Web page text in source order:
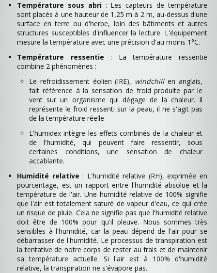
Température sous abri: Les capteurs de température
sont placés à une hauteur de 1,25 m à 2 m, au-dessus d'une
surface en terre ou d'herbe, loin des bâtiments et autres
structures susceptibles d'influencer la lecture. L'équipement
mesure la température avec une précision d'au moins 1°C.
Température ressentie : La température ressentie
combine 2 phénomènes :
Le refroidissement éolien (IRE), windchillen anglais,
fait référence à la sensation de froid produite par le
vent sur un organisme qui dégage de la chaleur. Il
représente le froid ressenti sur la peau, il ne s'agit pas
de la température réelle
L'humidex intègre les effets combinés de la chaleur et
de l'humidité, qui peuvent faire ressentir, sous
certaines conditions, une sensation de chaleur
accablante.
Humidité relative : L'humidité relative (RH), exprimée en
pourcentage, est un rapport entre l'humidité absolue et la
température de l'air. Une humidité relative de 100% signifie
que l'air est totalement saturé de vapeur d'eau, ce qui crée
un risque de pluie. Cela ne signifie pas que l'humidité relative
doit être de 100% pour qu'il pleuve. Nous sommes très
sensibles à l'humidité, car la peau dépend de l'air pour se
débarrasser de l'humidité. Le processus de transpiration est
la tentative de notre corps de rester au frais et de maintenir
sa température actuelle. Si l'air est à 100% d'humidité
relative, la transpiration ne s'évapore pas.